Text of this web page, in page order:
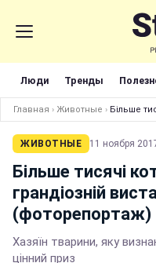
Люди Тренды
Главная › Животные › Більше
ЖИВОТНЫЕ 11 ноября
Більше тисячі
грандіозній
(фоторепортаж)
Хазяїн тварини, яку
цінний приз